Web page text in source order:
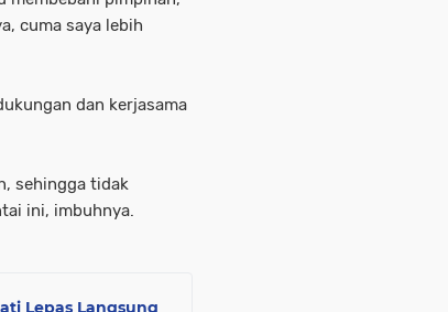
cuma saya lebih
dan kerjasama
sehingga tidak
ini, imbuhnya.
Lepas Langsung